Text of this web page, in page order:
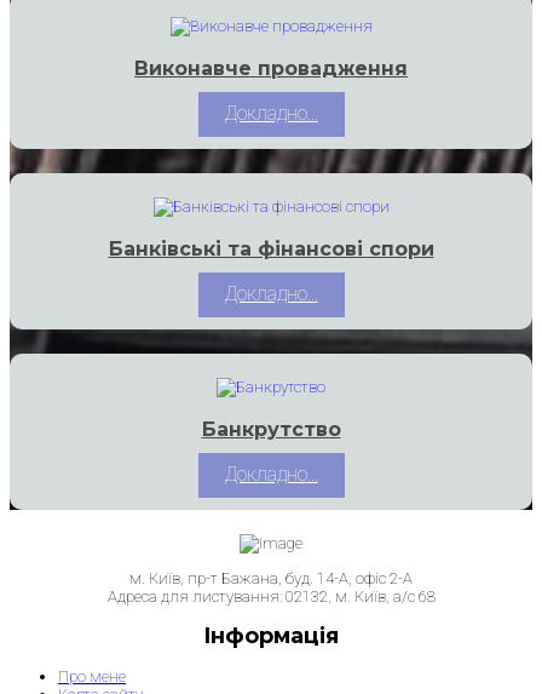
Виконавче провадження
Докладно...
Банківські та фінансові спори
Докладно...
Банкрутство
Докладно...
м. Київ, пр-т Бажана, буд. 14-А, офіс 2-А
Aдреса для листування: 02132, м. Київ, а/с 68
Інформація
Про мене